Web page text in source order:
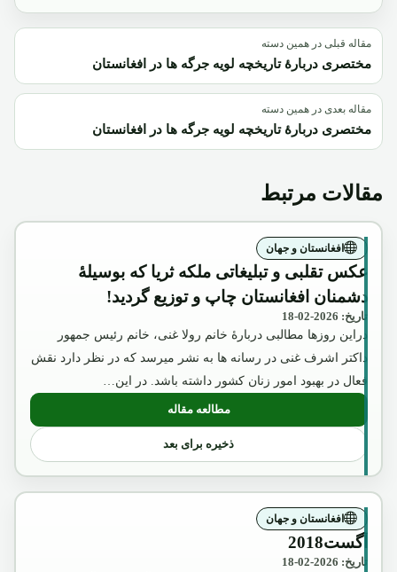
مقاله قبلی در همین دسته
مختصری دربارۀ تاریخچه لویه جرگه ها در افغانستان
مقاله بعدی در همین دسته
مختصری دربارۀ تاریخچه لویه جرگه ها در افغانستان
مقالات مرتبط
افغانستان و جهان
عکس تقلبی و تبلیغاتی ملکه ثریا که بوسیلۀ
دشمنان افغانستان چاپ و توزیع گردید!
تاریخ: 2026-02-18
دراین روزها مطالبی دربارۀ خانم رولا غنی، خانم رئیس جمهور
داکتر اشرف غنی در رسانه ها به نشر میرسد که در نظر دارد نقش
فعال در بهبود امور زنان کشور داشته باشد. در این…
مطالعه مقاله: عکس تقلبی و تبلیغاتی ملکه ثریا که
ذخیره برای بعد
افغانستان و جهان
آگست2018
تاریخ: 2026-02-18